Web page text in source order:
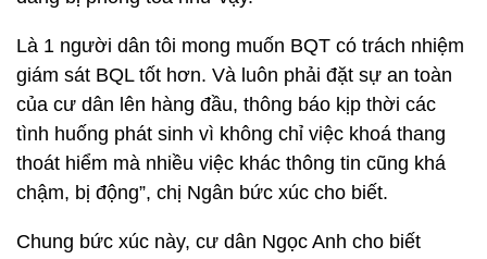
Là 1 người dân tôi mong muốn BQT có trách nhiệm
giám sát BQL tốt hơn. Và luôn phải đặt sự an toàn
của cư dân lên hàng đầu, thông báo kịp thời các
tình huống phát sinh vì không chỉ việc khoá thang
thoát hiểm mà nhiều việc khác thông tin cũng khá
chậm, bị động”, chị Ngân bức xúc cho biết.
Chung bức xúc này, cư dân Ngọc Anh cho biết